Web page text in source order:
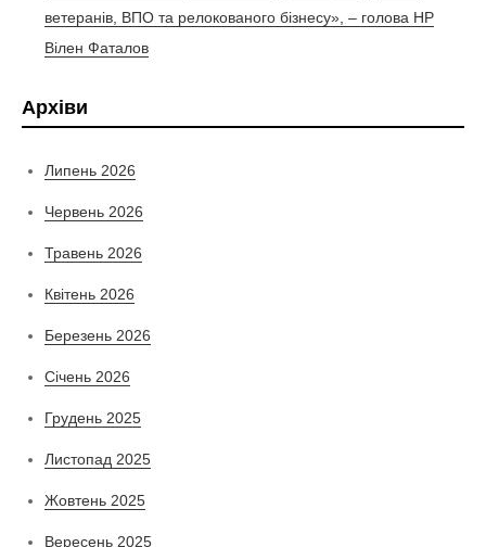
ветеранів, ВПО та релокованого бізнесу», – голова НР
Вілен Фаталов
Архіви
Липень 2026
Червень 2026
Травень 2026
Квітень 2026
Березень 2026
Січень 2026
Грудень 2025
Листопад 2025
Жовтень 2025
Вересень 2025